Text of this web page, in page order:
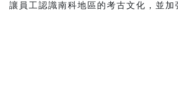
讓員工認識南科地區的考古文化，並